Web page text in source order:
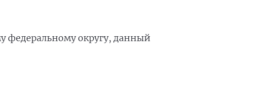
федеральному округу, данный